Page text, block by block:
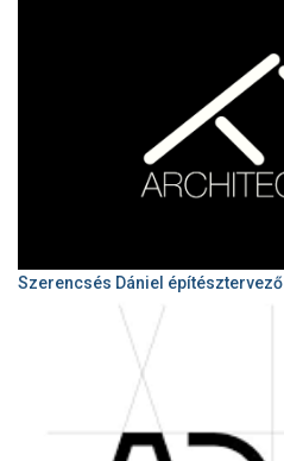
Szerencsés Dániel építésztervező